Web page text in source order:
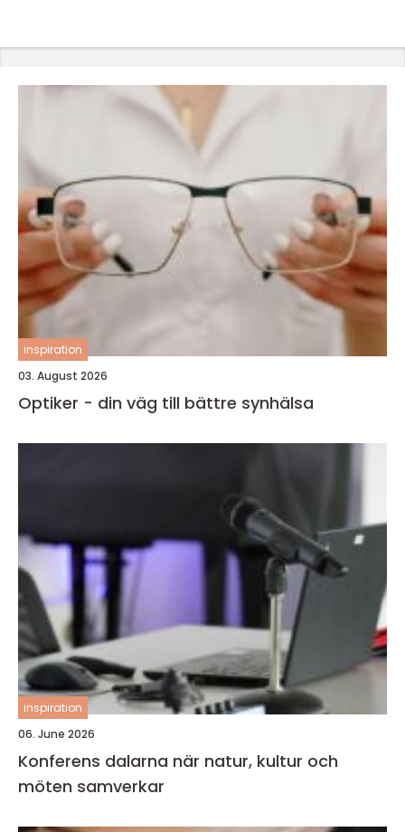
inspiration
03. August 2026
Optiker - din väg till bättre synhälsa
inspiration
06. June 2026
Konferens dalarna när natur, kultur och
möten samverkar